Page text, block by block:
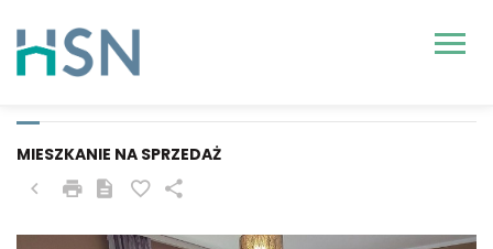
SZCZECIN, GUMIEŃCE,
KOPAŃSKIEGO
MIESZKANIE NA SPRZEDAŻ